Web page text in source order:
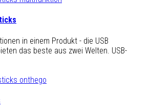
in einem Produkt - die USB
das beste aus zwei Welten. USB-